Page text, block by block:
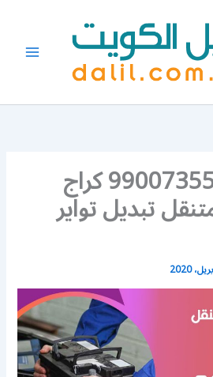
بنشر النهضة 99007355 كراج
تبديل تواير